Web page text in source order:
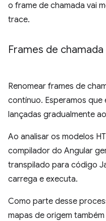
o frame de chamada vai
trace.
Frames de
Renomear frames de
contínuo. Esperamos que
lançadas gradualmente
Ao analisar os modelos
compilador do Angular
transpilado para código
carrega e executa.
Como parte desse
mapas de origem